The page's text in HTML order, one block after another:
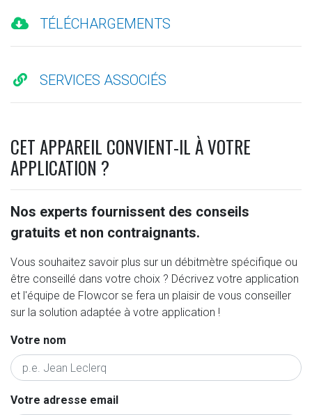
TÉLÉCHARGEMENTS
SERVICES ASSOCIÉS
CET APPAREIL CONVIENT-IL À VOTRE
APPLICATION ?
Nos experts fournissent des conseils
gratuits et non contraignants.
Vous souhaitez savoir plus sur un débitmètre spécifique ou
être conseillé dans votre choix ? Décrivez votre application
et l'équipe de Flowcor se fera un plaisir de vous conseiller
sur la solution adaptée à votre application !
Votre nom
Votre adresse email